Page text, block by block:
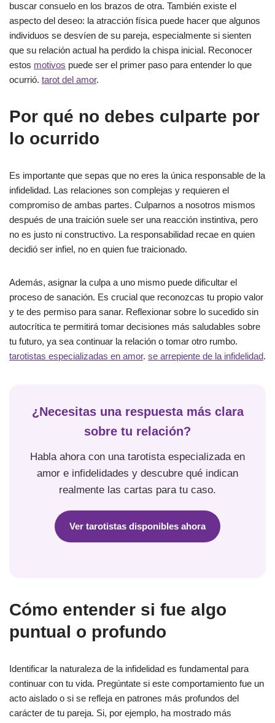
buscar consuelo en los brazos de otra. También existe el
aspecto del deseo: la atracción física puede hacer que algunos
individuos se desvíen de su pareja, especialmente si sienten
que su relación actual ha perdido la chispa inicial. Reconocer
estos motivos puede ser el primer paso para entender lo que
ocurrió. tarot del amor.
Por qué no debes culparte por
lo ocurrido
Es importante que sepas que no eres la única responsable de la
infidelidad. Las relaciones son complejas y requieren el
compromiso de ambas partes. Culparnos a nosotros mismos
después de una traición suele ser una reacción instintiva, pero
no es justo ni constructivo. La responsabilidad recae en quien
decidió ser infiel, no en quien fue traicionado.
Además, asignar la culpa a uno mismo puede dificultar el
proceso de sanación. Es crucial que reconozcas tu propio valor
y te des permiso para sanar. Reflexionar sobre lo sucedido sin
autocrítica te permitirá tomar decisiones más saludables sobre
tu futuro, ya sea continuar la relación o tomar otro rumbo.
tarotistas especializadas en amor. se arrepiente de la infidelidad.
¿Necesitas una respuesta más clara
sobre tu relación?
Habla ahora con una tarotista especializada en
amor e infidelidades y descubre qué indican
realmente las cartas para tu caso.
Ver tarotistas disponibles ahora
Cómo entender si fue algo
puntual o profundo
Identificar la naturaleza de la infidelidad es fundamental para
continuar con tu vida. Pregúntate si este comportamiento fue un
acto aislado o si se refleja en patrones más profundos del
carácter de tu pareja. Si, por ejemplo, ha mostrado más